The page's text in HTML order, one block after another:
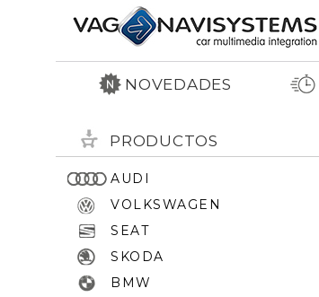
NOVEDADES
PRODUCTOS
AUDI
VOLKSWAGEN
SEAT
SKODA
BMW